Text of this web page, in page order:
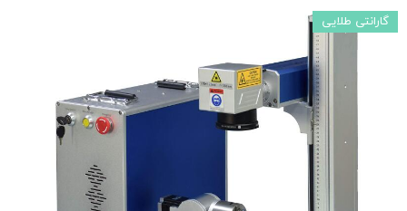
گارانتی طلایی